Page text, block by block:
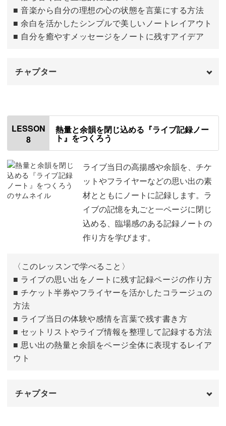
シールを貼る 18:03
おわりに 19:31
■ 音楽から自分の理想の心の状態を言葉にする方法
■ 余白を活かしたシンプルで美しいノートレイアウト
■ 自分を癒やすメッセージをノートに残すアイデア
チャプター
使用材料・道具
ノートの構成について
3曲リストアップする 04:10
キーワードを書き出す 06:24
08:31
ジャケット画像・QRコード・シートを切る
プレイリストのテーマを書く 14:39
シールを貼る
おわりに
LESSON
8
熱量と余韻を閉じ込める『ライブ記録ノー
ト』をつくろう
ライブ当日の高揚感や余韻を、チケ
ットやフライヤーなどの思い出の素
材とともにノートに記録します。ラ
イブの記憶を丸ごと一ページに閉じ
込める、臨場感のある記録ノートの
作り方を学びます。
〈このレッスンで学べること〉
■ ライブの思い出をノートに残す記録ページの作り方
■ チケット半券やフライヤーを活かしたコラージュの
方法
■ ライブ当日の体験や感情を言葉で残す書き方
■ セットリストやライブ情報を整理して記録する方法
■ 思い出の熱量と余韻をページ全体に表現するレイア
ウト
チャプター